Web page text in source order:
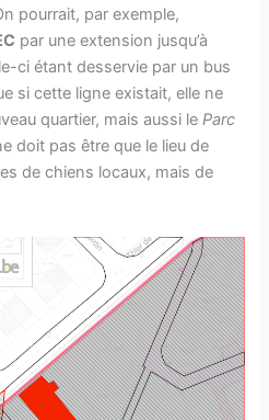
pourrait, par exemple,
par une extension jusqu’à
ci étant desservie par un bus
si cette ligne existait, elle ne
quartier, mais aussi leParc
doit pas être que le lieu de
de chiens locaux, mais de